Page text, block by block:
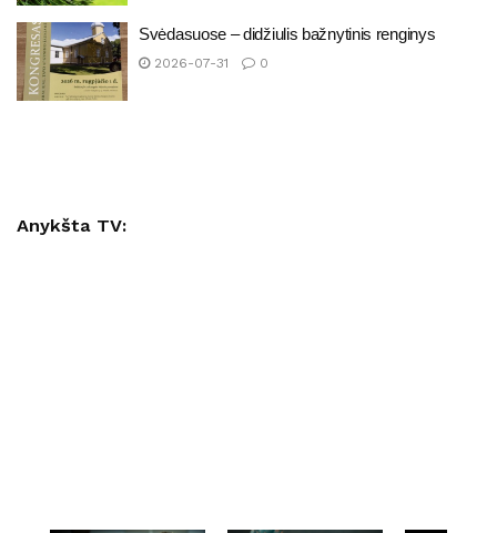
Svėdasuose – didžiulis bažnytinis renginys
2026-07-31 0
Anykšta TV: